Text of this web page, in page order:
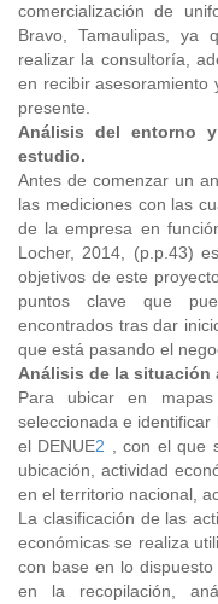
comercialización de
Bravo, Tamaulipas, ya
realizar la consultoría,
en recibir asesoramiento
presente.
Análisis del entorno
estudio.
Antes de comenzar un
las mediciones con las
de la empresa en
Locher, 2014, (p.p.43)
objetivos de este
puntos clave que
encontrados tras dar
que está pasando el
Análisis de la situación
Para ubicar en
seleccionada e
el DENUE2
, con el que
ubicación, actividad
en el territorio nacional,
La clasificación de las
económicas se realiza
con base en lo
en la recopilación,